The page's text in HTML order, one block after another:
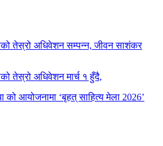
तेस्रो अधिवेशन सम्पन्न, जीवन साशंकर
तेस्रो अधिवेशन मार्च १ हुँदै,
को आयोजनामा ‘बृहत् साहित्य मेला 2026’